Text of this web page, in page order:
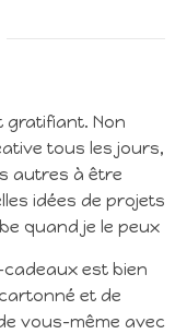
gratifiant. Non
tous les jours,
autres à être
idées de projets
quand je le peux
est bien
et de
vous-même avec